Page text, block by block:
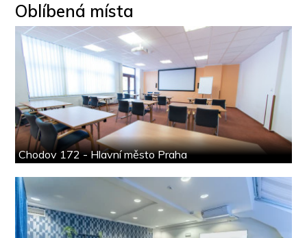
Oblíbená místa
Chodov 172 - Hlavní město Praha